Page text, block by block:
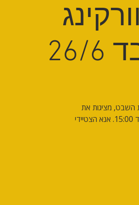
6
השבט, מציגות את
העסק שלהן ואילו הפניות יועילו לביזנס. משך המפגש כשעתיים 13:00 עד 15:00. אנא הצטיידי